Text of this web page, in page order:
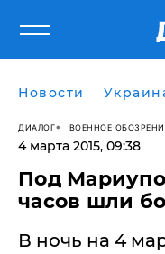
Новости
ДИАЛОГ ВОЕННОЕ
4 марта 2015, 09:38
​Под
часов шли
В ночь на 4